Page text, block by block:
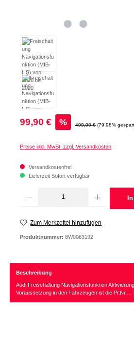
Verkaufspreis:
99,90 € % Regulärer Preis:
499,00 € (79.98%
Preise inkl. MwSt. zzgl. Versandkosten
Versandkostenfrei
Lieferzeit Sofort verfügbar
In
Zum Merkzettel hinzufügen
Produktnummer: 8W0063192
Beschreibung
Audi Freischaltung Navigationsfunktion
Voraussetzung in den Fahrzeugen ist die Pr.Nr.…